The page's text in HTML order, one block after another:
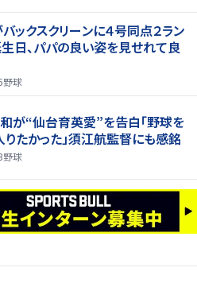
ックスクリーンに４号同点２ラン
生日、パパの良い姿を見せれて良
野球
和が“仙台育英愛”を告白「野球を
りたかった」須江航監督にも感銘
野球